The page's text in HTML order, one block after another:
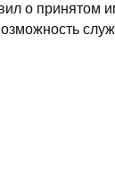
о принятом